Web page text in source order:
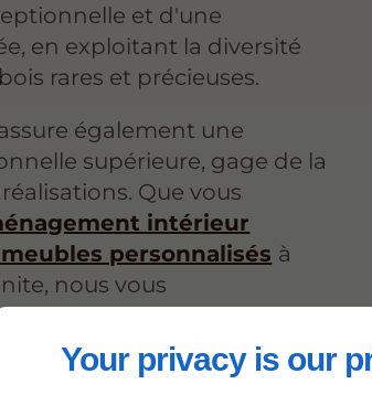
Your privacy is our
et d'une
en exploitant la diversité
rares et précieuses.
également une
supérieure, gage de la
Que vous
intérieur
personnalisés à
nous vous
concept à la livraison.